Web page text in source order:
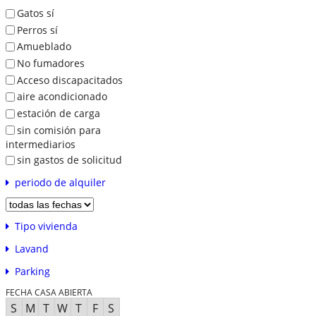
Gatos sí
Perros sí
Amueblado
No fumadores
Acceso discapacitados
aire acondicionado
estación de carga
sin comisión para
intermediarios
sin gastos de solicitud
periodo de alquiler
Tipo vivienda
Lavand
Parking
FECHA CASA ABIERTA
S M T W T F S